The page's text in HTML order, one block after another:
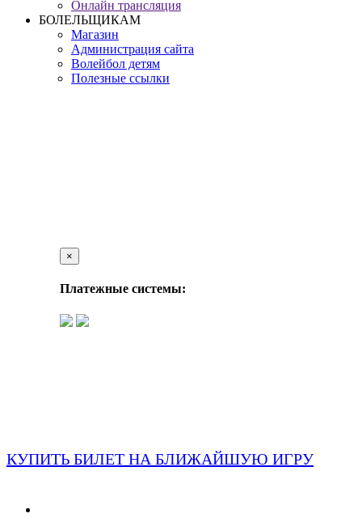
Онлайн трансляция
БОЛЕЛЬЩИКАМ
Магазин
Администрация сайта
Волейбол детям
Полезные ссылки
×
Платежные системы:
КУПИТЬ БИЛЕТ НА БЛИЖАЙШУЮ ИГРУ